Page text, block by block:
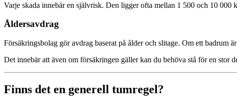
Varje skada innebär en självrisk. Den ligger ofta mellan 1 500 och 10 000
Åldersavdrag
Försäkringsbolag gör avdrag baserat på ålder och slitage. Om ett badrum
Det innebär att även om försäkringen gäller kan du behöva stå för en stor
Finns det en generell tumregel?